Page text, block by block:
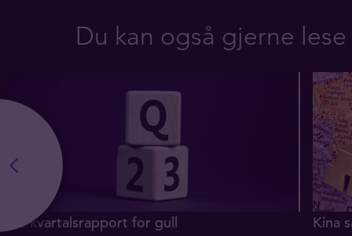
Du kan også gjerne lese
Q2 kvartalsrapport for gull Kina